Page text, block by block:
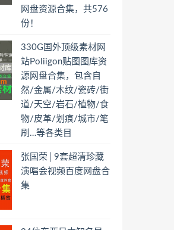
网盘资源合集，共576
份！
330G国外顶级素材网
站Poliigon贴图图库资
源网盘合集，包含自
然/金属/木纹/瓷砖/街
道/天空/岩石/植物/食
物/皮革/划痕/城市/笔
刷…等各类目
张国荣│9套超清珍藏
演唱会视频百度网盘合
集